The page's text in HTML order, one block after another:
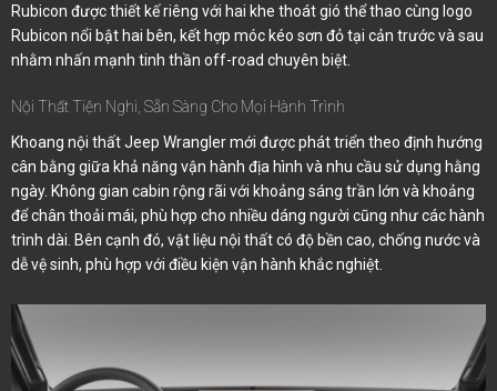
Rubicon được thiết kế riêng với hai khe thoát gió thể thao cùng logo
Rubicon nổi bật hai bên, kết hợp móc kéo sơn đỏ tại cản trước và sau
nhằm nhấn mạnh tinh thần off-road chuyên biệt.
Nội Thất Tiện Nghi, Sẵn Sàng Cho Mọi Hành Trình
Khoang nội thất Jeep Wrangler mới được phát triển theo định hướng
cân bằng giữa khả năng vận hành địa hình và nhu cầu sử dụng hằng
ngày. Không gian cabin rộng rãi với khoảng sáng trần lớn và khoảng
để chân thoải mái, phù hợp cho nhiều dáng người cũng như các hành
trình dài. Bên cạnh đó, vật liệu nội thất có độ bền cao, chống nước và
dễ vệ sinh, phù hợp với điều kiện vận hành khắc nghiệt.